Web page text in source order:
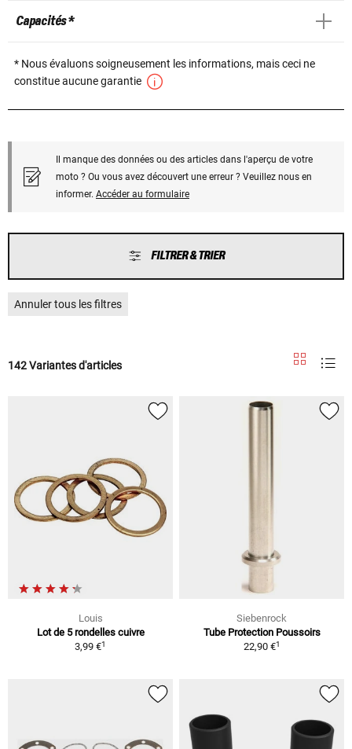
Capacités *
* Nous évaluons soigneusement les informations, mais ceci ne
constitue aucune garantie
Il manque des données ou des articles dans l'aperçu de votre
moto ? Ou vous avez découvert une erreur ? Veuillez nous en
informer. Accéder au formulaire
FILTRER & TRIER
Annuler tous les filtres
142 Variantes d'articles
Louis
Lot de 5 rondelles cuivre
3,99 €1
Siebenrock
Tube Protection Poussoirs
22,90 €1